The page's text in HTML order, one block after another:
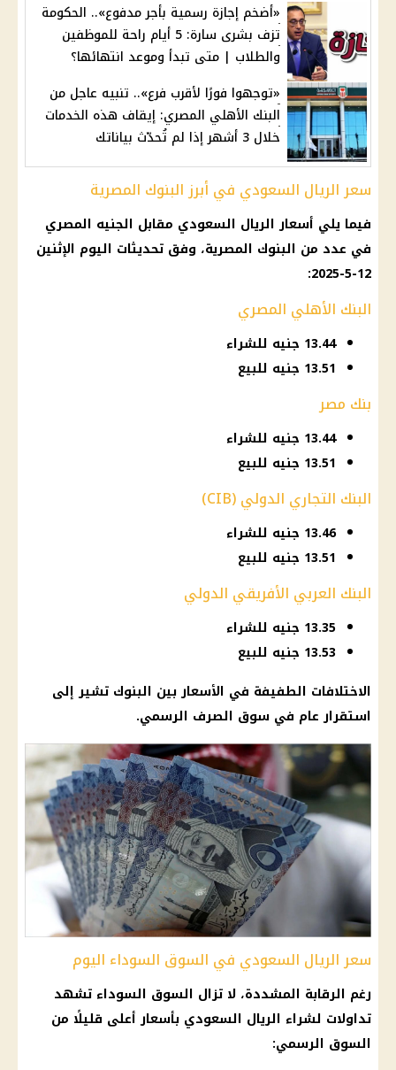
«أضخم إجازة رسمية بأجر مدفوع».. الحكومة
تزف بشرى سارة: 5 أيام راحة للموظفين
والطلاب | متى تبدأ وموعد انتهائها؟
«توجهوا فورًا لأقرب فرع».. تنبيه عاجل من
البنك الأهلي المصري: إيقاف هذه الخدمات
خلال 3 أشهر إذا لم تُحدّث بياناتك
سعر الريال السعودي في أبرز البنوك المصرية
فيما يلي أسعار الريال السعودي مقابل الجنيه المصري
في عدد من البنوك المصرية، وفق تحديثات اليوم الإثنين
12-5-2025:
البنك الأهلي المصري
13.44 جنيه للشراء
13.51 جنيه للبيع
بنك مصر
13.44 جنيه للشراء
13.51 جنيه للبيع
البنك التجاري الدولي (CIB)
13.46 جنيه للشراء
13.51 جنيه للبيع
البنك العربي الأفريقي الدولي
13.35 جنيه للشراء
13.53 جنيه للبيع
الاختلافات الطفيفة في الأسعار بين البنوك تشير إلى
استقرار عام في سوق الصرف الرسمي.
سعر الريال السعودي في السوق السوداء اليوم
رغم الرقابة المشددة، لا تزال السوق السوداء تشهد
تداولات لشراء الريال السعودي بأسعار أعلى قليلًا من
السوق الرسمي: